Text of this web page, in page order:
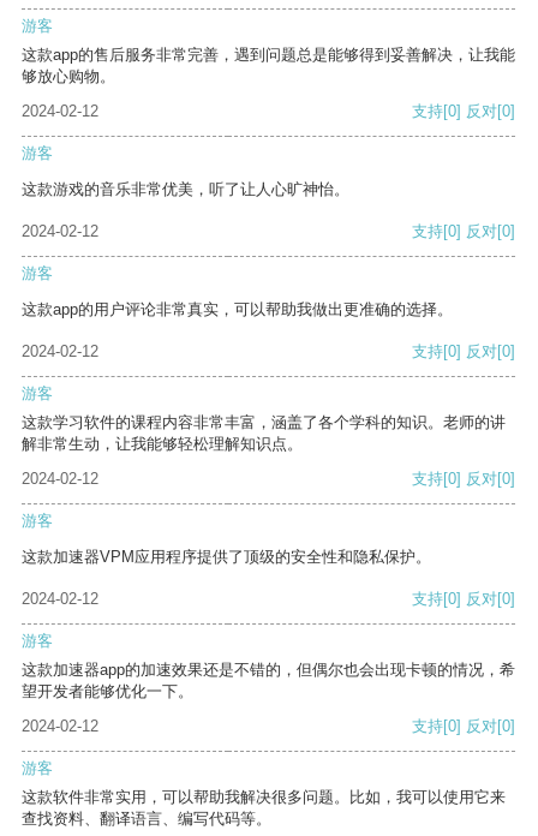
游客
这款app的售后服务非常完善，遇到问题总是能够得到妥善解决，让我能
够放心购物。
2024-02-12
支持[0] 反对[0]
游客
这款游戏的音乐非常优美，听了让人心旷神怡。
2024-02-12 支持[0] 反对[0]
游客
这款app的用户评论非常真实，可以帮助我做出更准确的选择。
2024-02-12 支持[0] 反对[0]
游客
这款学习软件的课程内容非常丰富，涵盖了各个学科的知识。老师的讲
解非常生动，让我能够轻松理解知识点。
2024-02-12
支持[0] 反对[0]
游客
这款加速器VPM应用程序提供了顶级的安全性和隐私保护。
2024-02-12 支持[0] 反对[0]
游客
这款加速器app的加速效果还是不错的，但偶尔也会出现卡顿的情况，希
望开发者能够优化一下。
2024-02-12
支持[0] 反对[0]
游客
这款软件非常实用，可以帮助我解决很多问题。比如，我可以使用它来
查找资料、翻译语言、编写代码等。